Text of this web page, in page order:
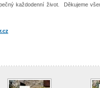
každodenní život. Děkujeme